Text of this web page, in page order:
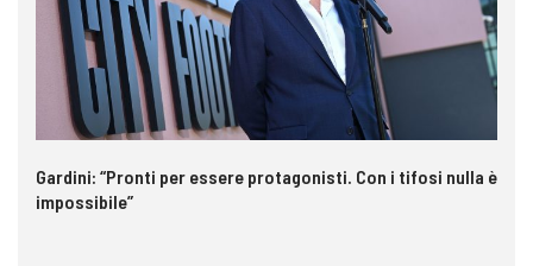
Gardini: “Pronti per essere protagonisti. Con i tifosi nulla è
impossibile”